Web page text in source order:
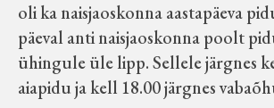
oli ka naisjaoskonna aastapäeva
päeval anti naisjaoskonna poolt
ühingule üle lipp. Sellele järgnes
aiapidu ja kell 18.00 järgnes